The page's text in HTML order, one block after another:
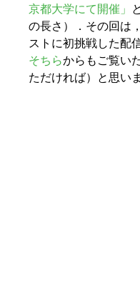
京都大学にて開催」
の長さ）．その回は
ストに初挑戦した配
そちらからもご覧い
ただければ）と思い